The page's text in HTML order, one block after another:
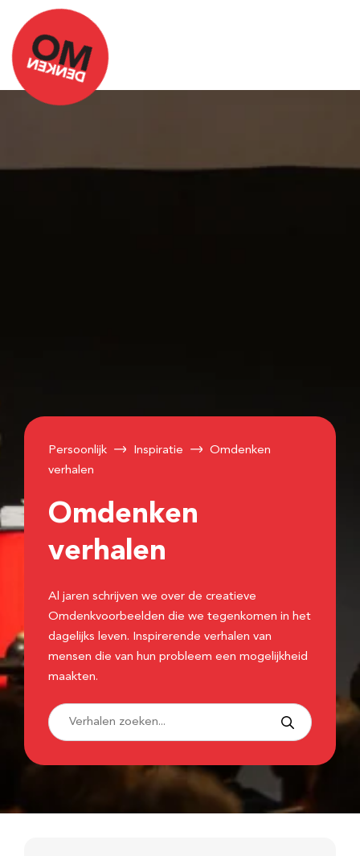
Persoonlijk Inspiratie
Omdenken
verhalen
Omdenken
verhalen
Al jaren schrijven we over de creatieve
Omdenkvoorbeelden die we tegenkomen in het
dagelijks leven. Inspirerende verhalen van
mensen die van hun probleem een mogelijkheid
maakten.